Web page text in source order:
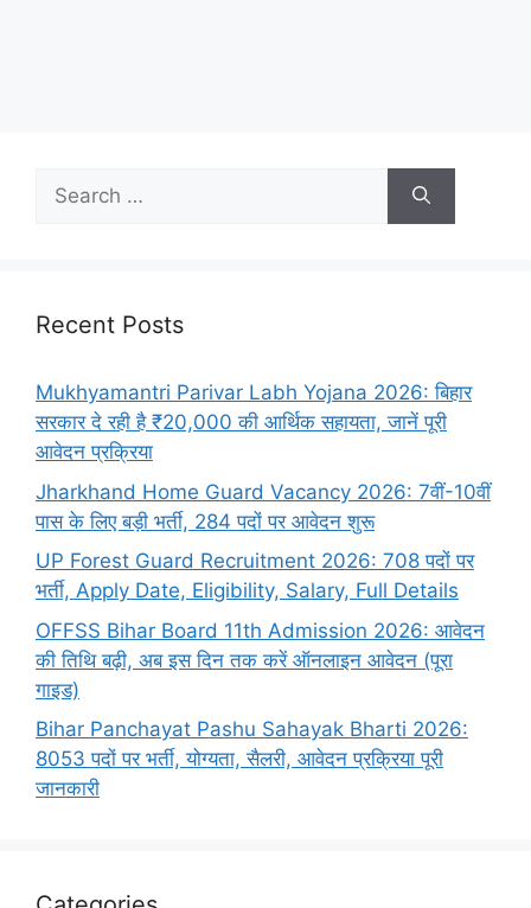
Recent Posts
Mukhyamantri Parivar Labh Yojana 2026: बिहार
सरकार दे रही है ₹20,000 की आर्थिक सहायता, जानें पूरी
आवेदन प्रक्रिया
Jharkhand Home Guard Vacancy 2026: 7वीं-10वीं
पास के लिए बड़ी भर्ती, 284 पदों पर आवेदन शुरू
UP Forest Guard Recruitment 2026: 708 पदों पर
भर्ती, Apply Date, Eligibility, Salary, Full Details
OFFSS Bihar Board 11th Admission 2026: आवेदन
की तिथि बढ़ी, अब इस दिन तक करें ऑनलाइन आवेदन (पूरा
गाइड)
Bihar Panchayat Pashu Sahayak Bharti 2026:
8053 पदों पर भर्ती, योग्यता, सैलरी, आवेदन प्रक्रिया पूरी
जानकारी